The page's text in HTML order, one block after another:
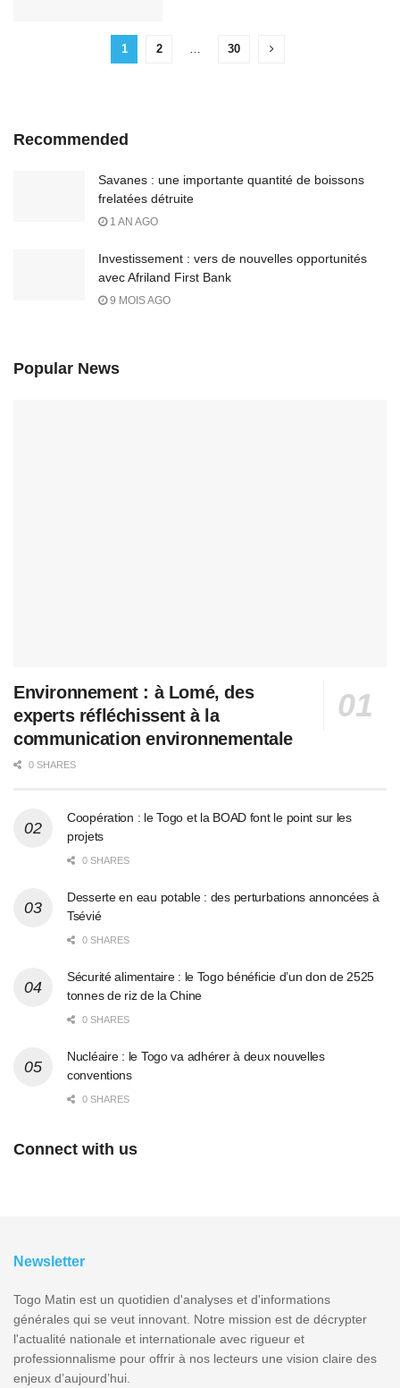
1 2 30
Recommended
Savanes : une importante quantité de boissons
frelatées détruite
1 AN AGO
Investissement : vers de nouvelles opportunités
avec Afriland First Bank
9 MOIS AGO
Popular News
Environnement : à Lomé, des
experts réfléchissent à la
communication environnementale
0 SHARES
Coopération : le Togo et la BOAD font le point sur les
projets
0 SHARES
Desserte en eau potable : des perturbations annoncées à
Tsévié
0 SHARES
Sécurité alimentaire : le Togo bénéficie d’un don de 2525
tonnes de riz de la Chine
0 SHARES
Nucléaire : le Togo va adhérer à deux nouvelles
conventions
0 SHARES
Connect with us
Newsletter
Togo Matin est un quotidien d'analyses et d'informations
générales qui se veut innovant. Notre mission est de décrypter
l'actualité nationale et internationale avec rigueur et
professionnalisme pour offrir à nos lecteurs une vision claire des
enjeux d’aujourd’hui.